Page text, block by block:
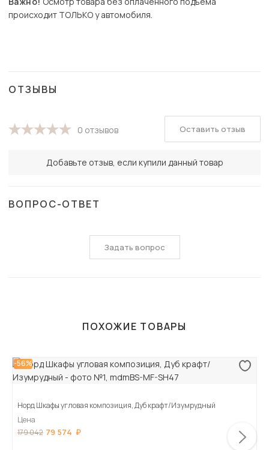
происходит ТОЛЬКО у автомобиля.
ОТЗЫВЫ
0 отзывов
Добавьте отзыв, если купили данный товар
Оставить отзыв
ВОПРОС-ОТВЕТ
Задать вопрос
ПОХОЖИЕ ТОВАРЫ
-56%
Норд Шкафы угловая композиция, Дуб крафт/Изумрудный
Цена
179 042 79 574